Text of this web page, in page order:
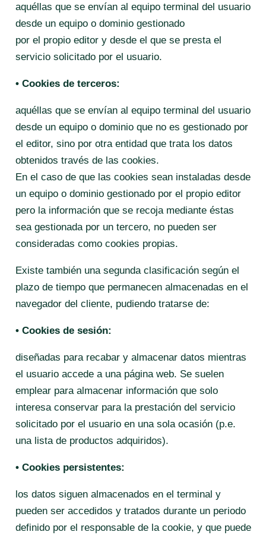
aquéllas que se envían al equipo terminal del usuario
desde un equipo o dominio gestionado
por el propio editor y desde el que se presta el
servicio solicitado por el usuario.
• Cookies de terceros:
aquéllas que se envían al equipo terminal del usuario
desde un equipo o dominio que no es gestionado por
el editor, sino por otra entidad que trata los datos
obtenidos través de las cookies.
En el caso de que las cookies sean instaladas desde
un equipo o dominio gestionado por el propio editor
pero la información que se recoja mediante éstas
sea gestionada por un tercero, no pueden ser
consideradas como cookies propias.
Existe también una segunda clasificación según el
plazo de tiempo que permanecen almacenadas en el
navegador del cliente, pudiendo tratarse de:
• Cookies de sesión:
diseñadas para recabar y almacenar datos mientras
el usuario accede a una página web. Se suelen
emplear para almacenar información que solo
interesa conservar para la prestación del servicio
solicitado por el usuario en una sola ocasión (p.e.
una lista de productos adquiridos).
• Cookies persistentes:
los datos siguen almacenados en el terminal y
pueden ser accedidos y tratados durante un periodo
definido por el responsable de la cookie, y que puede